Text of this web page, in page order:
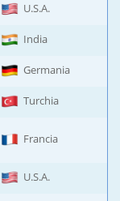
U.S.A.
India
Germania
Turchia
Francia
U.S.A.